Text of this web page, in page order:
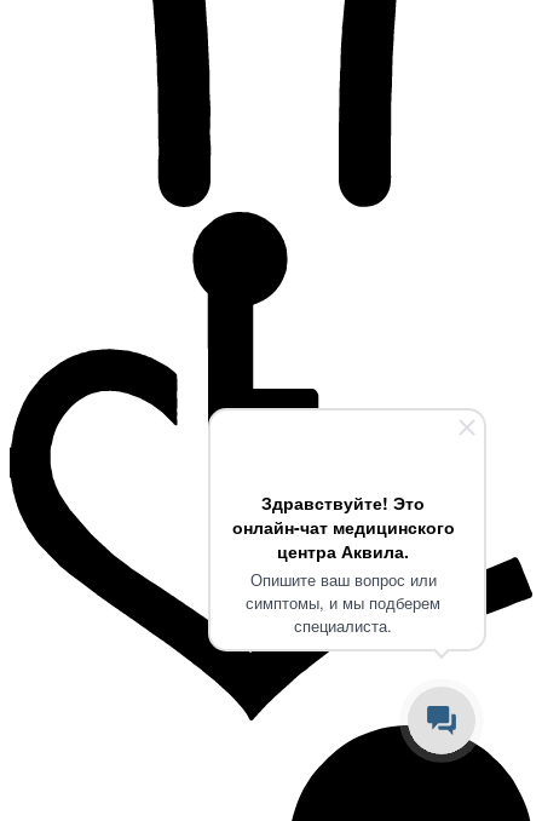
Здравствуйте! Это
онлайн-чат медицинского
центра Аквила.
Опишите ваш вопрос или
симптомы, и мы подберем
специалиста.